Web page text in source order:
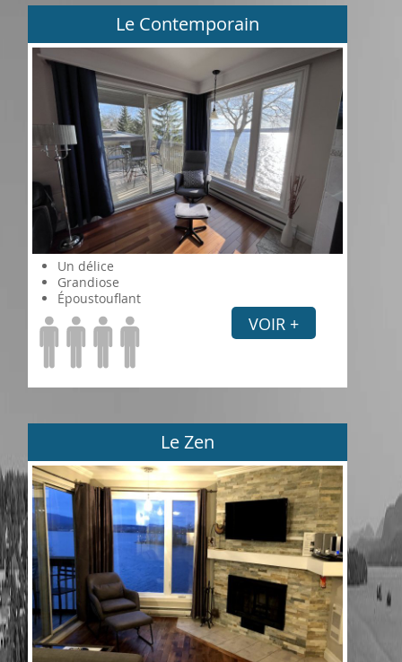
Le Contemporain
Un délice
Grandiose
Époustouflant
VOIR +
Le Zen